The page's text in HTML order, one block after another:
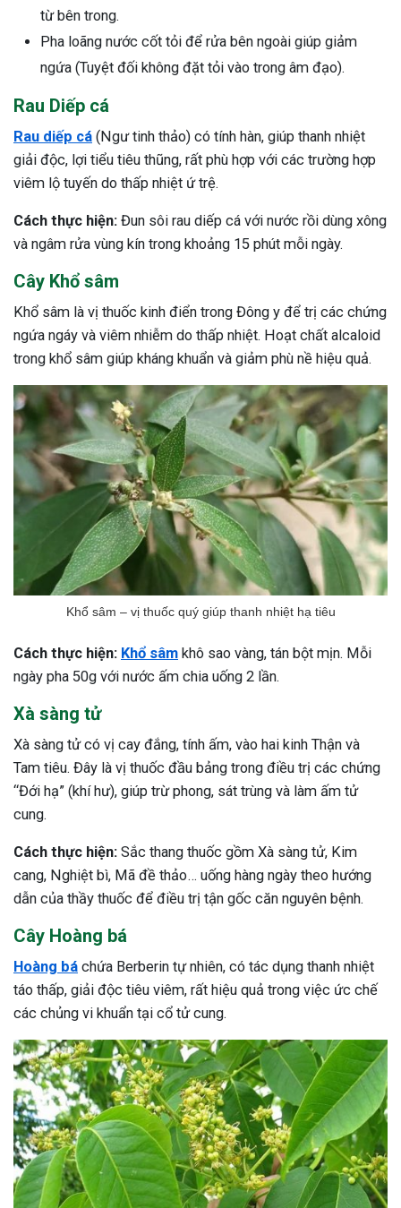
từ bên trong.
Pha loãng nước cốt tỏi để rửa bên ngoài giúp giảm
ngứa (Tuyệt đối không đặt tỏi vào trong âm đạo).
Rau Diếp cá
Rau diếp cá (Ngư tinh thảo) có tính hàn, giúp thanh nhiệt
giải độc, lợi tiểu tiêu thũng, rất phù hợp với các trường hợp
viêm lộ tuyến do thấp nhiệt ứ trệ.
Cách thực hiện: Đun sôi rau diếp cá với nước rồi dùng xông
và ngâm rửa vùng kín trong khoảng 15 phút mỗi ngày.
Cây Khổ sâm
Khổ sâm là vị thuốc kinh điển trong Đông y để trị các chứng
ngứa ngáy và viêm nhiễm do thấp nhiệt. Hoạt chất alcaloid
trong khổ sâm giúp kháng khuẩn và giảm phù nề hiệu quả.
Khổ sâm – vị thuốc quý giúp thanh nhiệt hạ tiêu
Cách thực hiện: Khổ sâm khô sao vàng, tán bột mịn. Mỗi
ngày pha 50g với nước ấm chia uống 2 lần.
Xà sàng tử
Xà sàng tử có vị cay đắng, tính ấm, vào hai kinh Thận và
Tam tiêu. Đây là vị thuốc đầu bảng trong điều trị các chứng
“Đới hạ” (khí hư), giúp trừ phong, sát trùng và làm ấm tử
cung.
Cách thực hiện: Sắc thang thuốc gồm Xà sàng tử, Kim
cang, Nghiệt bì, Mã đề thảo… uống hàng ngày theo hướng
dẫn của thầy thuốc để điều trị tận gốc căn nguyên bệnh.
Cây Hoàng bá
Hoàng bá chứa Berberin tự nhiên, có tác dụng thanh nhiệt
táo thấp, giải độc tiêu viêm, rất hiệu quả trong việc ức chế
các chủng vi khuẩn tại cổ tử cung.